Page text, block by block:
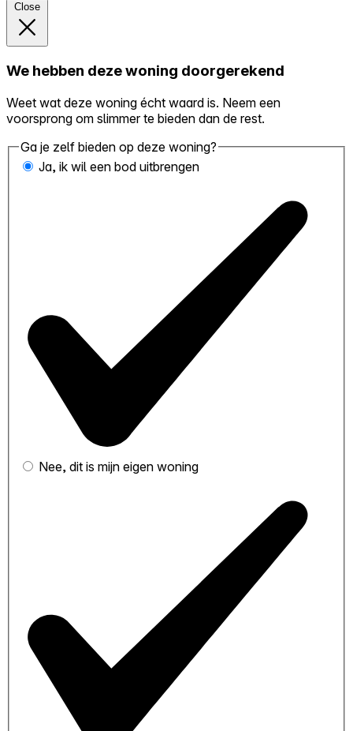
Close
We hebben deze woning doorgerekend
Weet wat deze woning écht waard is. Neem een
voorsprong om slimmer te bieden dan de rest.
Ga je zelf bieden op deze woning?
Ja, ik wil een bod uitbrengen
Nee, dit is mijn eigen woning